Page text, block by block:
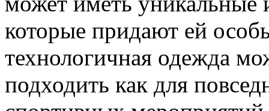
которые придают ей
технологичная одежда
подходить как для